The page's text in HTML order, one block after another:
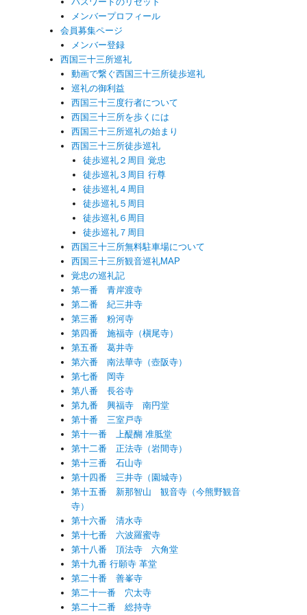
メンバープロフィール
会員募集ページ
メンバー登録
西国三十三所巡礼
動画で繋ぐ西国三十三所徒歩巡礼
巡礼の御利益
西国三十三度行者について
西国三十三所を歩くには
西国三十三所巡礼の始まり
西国三十三所徒歩巡礼
徒歩巡礼２周目 覚忠
徒歩巡礼３周目 行尊
徒歩巡礼４周目
徒歩巡礼５周目
徒歩巡礼６周目
徒歩巡礼７周目
西国三十三所無料駐車場について
西国三十三所観音巡礼MAP
覚忠の巡礼記
第一番 青岸渡寺
第二番 紀三井寺
第三番 粉河寺
第四番 施福寺（槇尾寺）
第五番 葛井寺
第六番 南法華寺（壺阪寺）
第七番 岡寺
第八番 長谷寺
第九番 興福寺 南円堂
第十番 三室戸寺
第十一番 上醍醐 准胝堂
第十二番 正法寺（岩間寺）
第十三番 石山寺
第十四番 三井寺（園城寺）
第十五番 新那智山 観音寺（今熊野観音
寺）
第十六番 清水寺
第十七番 六波羅蜜寺
第十八番 頂法寺 六角堂
第十九番 行願寺 革堂
第二十番 善峯寺
第二十一番 穴太寺
第二十二番 総持寺